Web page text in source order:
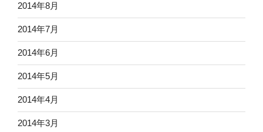
2014年8月
2014年7月
2014年6月
2014年5月
2014年4月
2014年3月